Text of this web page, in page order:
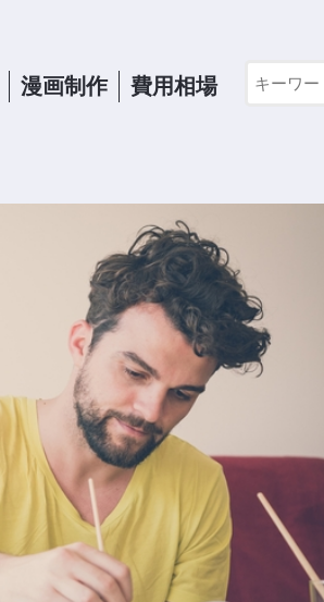
漫画制作 費用相場